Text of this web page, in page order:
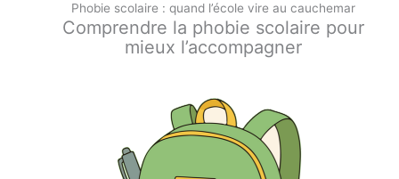
Phobie scolaire : quand l’école vire au cauchemar
Comprendre la phobie scolaire pour
mieux l’accompagner